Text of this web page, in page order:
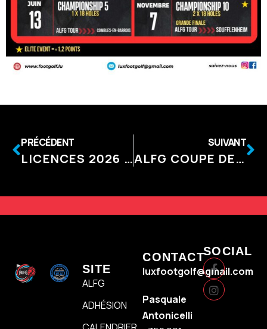
PRÉCÉDENT
LICENCES 2026 : LA NOUVELLE SAISON EST LANCÉE !
SUIVANT
ALFG COUPE DE LUXEMBOURG 2026
SITE
ALFG
ADHÉSION
CONTACT
luxfootgolf@gmail.com
Pasquale
Antonicelli
SOCIAL